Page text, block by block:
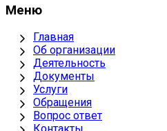
Меню
Главная
Об организации
Деятельность
Документы
Услуги
Обращения
Вопрос ответ